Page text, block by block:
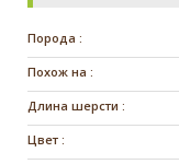
Порода :
Похож на :
Длина шерсти :
Цвет :